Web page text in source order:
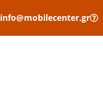
info@mobilecenter.gr